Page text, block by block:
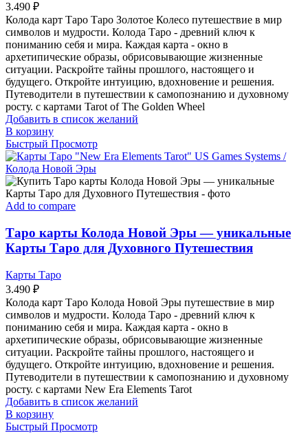
3.490 ₽
Колода карт Таро Таро Золотое Колесо путешествие в мир
символов и мудрости. Колода Таро - древний ключ к
пониманию себя и мира. Каждая карта - окно в
архетипические образы, обрисовывающие жизненные
ситуации. Раскройте тайны прошлого, настоящего и
будущего. Откройте интуицию, вдохновение и решения.
Путеводители в путешествии к самопознанию и духовному
росту. с картами Tarot of The Golden Wheel
Добавить в список желаний
В корзину
Быстрый Просмотр
Add to compare
Таро карты Колода Новой Эры — уникальные
Карты Таро для Духовного Путешествия
Карты Таро
3.490 ₽
Колода карт Таро Колода Новой Эры путешествие в мир
символов и мудрости. Колода Таро - древний ключ к
пониманию себя и мира. Каждая карта - окно в
архетипические образы, обрисовывающие жизненные
ситуации. Раскройте тайны прошлого, настоящего и
будущего. Откройте интуицию, вдохновение и решения.
Путеводители в путешествии к самопознанию и духовному
росту. с картами New Era Elements Tarot
Добавить в список желаний
В корзину
Быстрый Просмотр